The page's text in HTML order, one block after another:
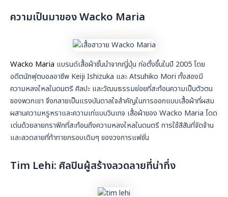
ความเป็นมาของ Wacko Maria
Wacko Maria แบรนด์เสื้อผ้าชั้นนำจากญี่ปุ่น ก่อตั้งขึ้นในปี 2005 โดย
อดีตนักฟุตบอลอาชีพ Keiji Ishizuka และ Atsuhiko Mori ทั้งสองมี
ความหลงใหลในดนตรี ศิลปะ และวัฒนธรรมย่อยที่สะท้อนความเป็นตัวตน
ของพวกเขา จึงกลายเป็นแรงบันดาลใจสำคัญในการออกแบบเสื้อผ้าที่ผสม
ผสานความหรูหราและความเท่แบบวินเทจ เสื้อผ้าของ Wacko Maria โดด
เด่นด้วยลายกราฟิกที่สะท้อนถึงความหลงใหลในดนตรี การใช้สีสันที่จัดจ้าน
และลวดลายที่ท้าทายกรอบเดิมๆ ของวงการแฟชั่น
Tim Lehi: ศิลปินผู้สร้างลวดลายที่น่าทึ่ง